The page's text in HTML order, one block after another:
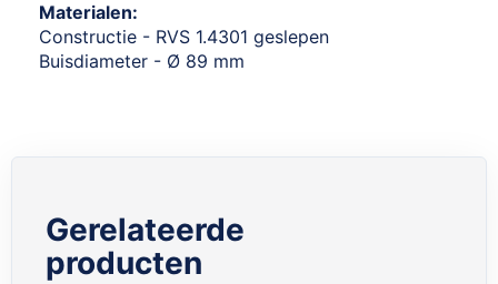
Materialen:
Constructie - RVS 1.4301 geslepen
Buisdiameter - Ø 89 mm
Gerelateerde
producten